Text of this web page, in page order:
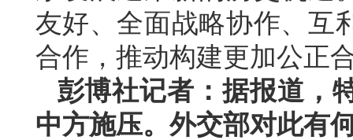
友好、全面战略协作、互
合作，推动构建更加公正
彭博社记者：据报道，
中方施压。外交部对此有